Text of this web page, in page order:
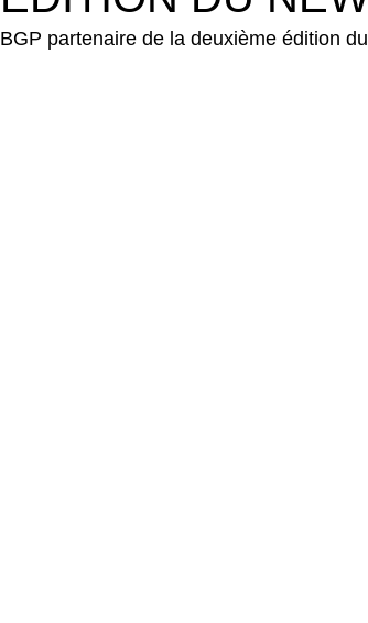
BGP partenaire de la deuxième édition